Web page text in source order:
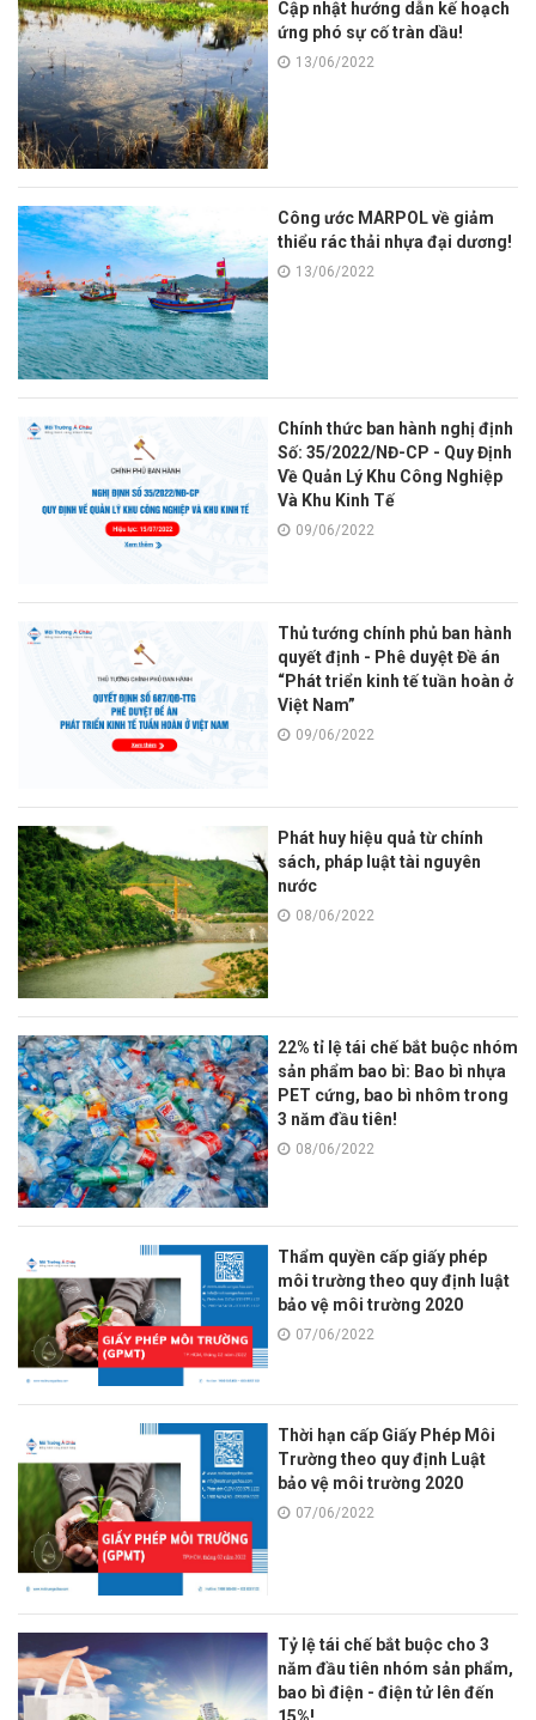
Cập nhật hướng dẫn kế hoạch
ứng phó sự cố tràn dầu!
13/06/2022
Công ước MARPOL về giảm
thiểu rác thải nhựa đại dương!
13/06/2022
Chính thức ban hành nghị định
Số: 35/2022/NĐ-CP - Quy Định
Về Quản Lý Khu Công Nghiệp
Và Khu Kinh Tế
09/06/2022
Thủ tướng chính phủ ban hành
quyết định - Phê duyệt Đề án
“Phát triển kinh tế tuần hoàn ở
Việt Nam”
09/06/2022
Phát huy hiệu quả từ chính
sách, pháp luật tài nguyên
nước
08/06/2022
22% tỉ lệ tái chế bắt buộc nhóm
sản phẩm bao bì: Bao bì nhựa
PET cứng, bao bì nhôm trong
3 năm đầu tiên!
08/06/2022
Thẩm quyền cấp giấy phép
môi trường theo quy định luật
bảo vệ môi trường 2020
07/06/2022
Thời hạn cấp Giấy Phép Môi
Trường theo quy định Luật
bảo vệ môi trường 2020
07/06/2022
Tỷ lệ tái chế bắt buộc cho 3
năm đầu tiên nhóm sản phẩm,
bao bì điện - điện tử lên đến